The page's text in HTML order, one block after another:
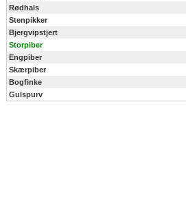
Rødhals
Stenpikker
Bjergvipstjert
Storpiber
Engpiber
Skærpiber
Bogfinke
Gulspurv